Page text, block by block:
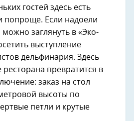
гостей здесь есть
попроще. Если надоели
заглянуть в «Эко-
выступление
дельфинария. Здесь
превратится в
заказ на стол
высоты по
петли и крутые